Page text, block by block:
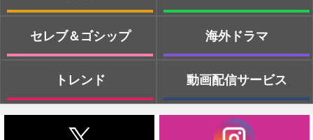
セレブ＆ゴシップ
トレンド
海外ドラマ
動画配信サービス